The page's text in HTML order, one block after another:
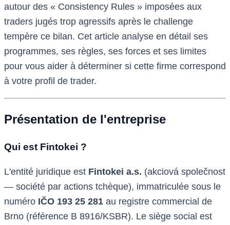
autour des « Consistency Rules » imposées aux
traders jugés trop agressifs après le challenge
tempère ce bilan. Cet article analyse en détail ses
programmes, ses règles, ses forces et ses limites
pour vous aider à déterminer si cette firme correspond
à votre profil de trader.
Présentation de l'entreprise
Qui est Fintokei ?
L'entité juridique est Fintokei a.s. (akciová společnost
— société par actions tchèque), immatriculée sous le
numéro IČO 193 25 281 au registre commercial de
Brno (référence B 8916/KSBR). Le siège social est